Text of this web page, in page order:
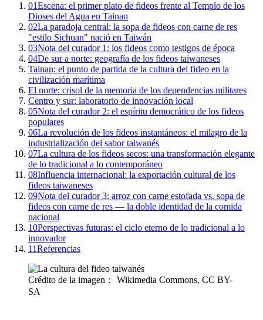
01Escena: el primer plato de fideos frente al Templo de los
Dioses del Agua en Tainan
02La paradoja central: la sopa de fideos con carne de res
"estilo Sichuan" nació en Taiwán
03Nota del curador 1: los fideos como testigos de época
04De sur a norte: geografía de los fideos taiwaneses
Tainan: el punto de partida de la cultura del fideo en la
civilización marítima
El norte: crisol de la memoria de los dependencias militares
Centro y sur: laboratorio de innovación local
05Nota del curador 2: el espíritu democrático de los fideos
populares
06La revolución de los fideos instantáneos: el milagro de la
industrialización del sabor taiwanés
07La cultura de los fideos secos: una transformación elegante
de lo tradicional a lo contemporáneo
08Influencia internacional: la exportación cultural de los
fideos taiwaneses
09Nota del curador 3: arroz con carne estofada vs. sopa de
fideos con carne de res — la doble identidad de la comida
nacional
10Perspectivas futuras: el ciclo eterno de lo tradicional a lo
innovador
11Referencias
Crédito de la imagen： Wikimedia Commons, CC BY-
SA